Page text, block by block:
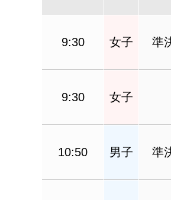
9:30 女子 準
9:30 女子
10:50 男子 準